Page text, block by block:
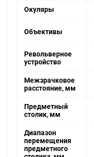
Окуляры
Объективы
Револьверное
устройство
Межзрачковое
расстояние, мм
Предметный
столик, мм
Диапазон
перемещения
предметного